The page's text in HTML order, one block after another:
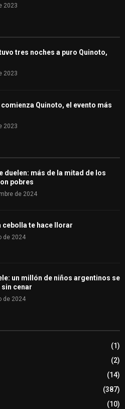
2023
tres noches a puro Quinoto,
2023
Quinoto, el evento más
2023
duelen: más de la mitad de los
pobres
de 2024
cebolla te hace llorar
de 2024
un millón de niños argentinos se
cenar
de 2024
(1)
(2)
(14)
(387)
(10)